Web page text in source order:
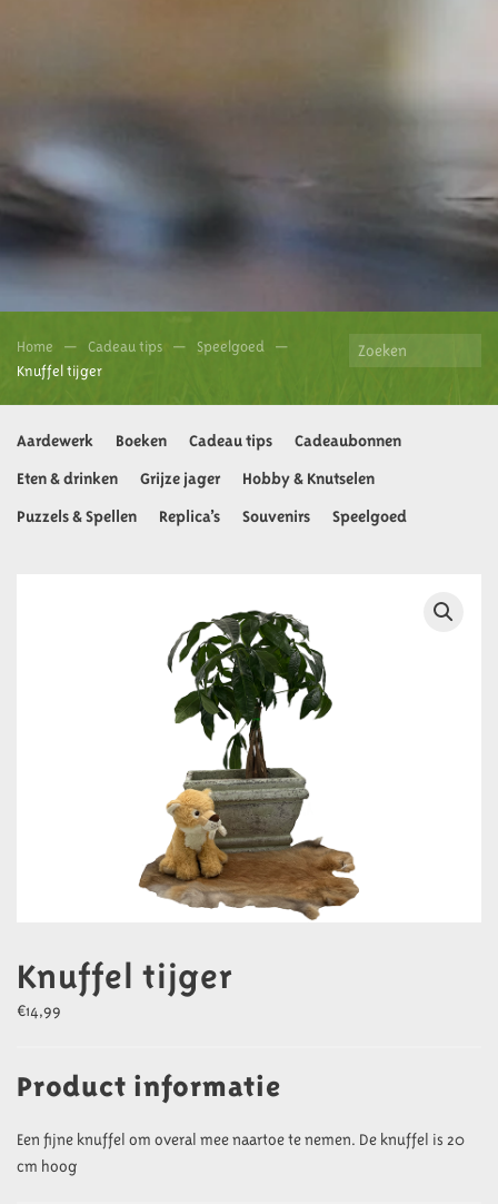
Home Cadeau tips
Speelgoed
Knuffel tijger
Aardewerk Boeken Cadeau tips
Cadeaubonnen
Eten & drinken
Grijze jager
Hobby & Knutselen
Puzzels & Spellen
Replica’s Souvenirs Speelgoed
Knuffel tijger
€14,99
Product informatie
Een fijne knuffel om overal mee naartoe te nemen. De knuffel is 20
cm hoog